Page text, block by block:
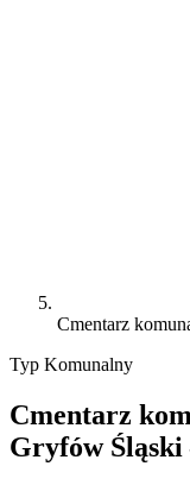
Cmentarz
Typ Komunalny
Cmentarz
Gryfów